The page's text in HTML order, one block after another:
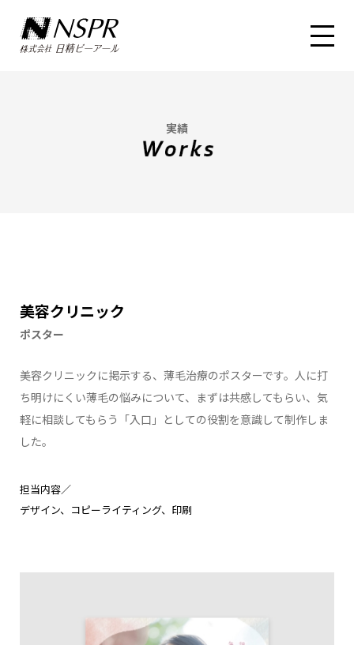
実績
美容クリニック
ポスター
美容クリニックに掲示する、薄毛治療のポスターです。人に打
ち明けにくい薄毛の悩みについて、まずは共感してもらい、気
軽に相談してもらう「入口」としての役割を意識して制作しま
した。
担当内容／
デザイン
コピーライティング 印刷